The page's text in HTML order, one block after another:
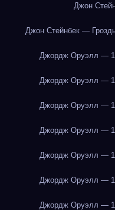
Джон
Джон Стейнбек —
Джордж Оруэлл —
Джордж Оруэлл —
Джордж Оруэлл —
Джордж Оруэлл —
Джордж Оруэлл —
Джордж Оруэлл —
Джордж Оруэлл —